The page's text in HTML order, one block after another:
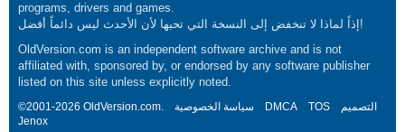
programs, drivers and games.
إذاً لماذا لا تنخفض إلى النسخة التي تحبها لأن الأحدث ليس دائماً أفضل!
OldVersion.com is an independent software archive and is not
affiliated with, sponsored by, or endorsed by any software publisher
listed on this site unless explicitly noted.
©2001-2026 OldVersion.com. سياسة الخصوصية DMCA TOS
التصميم
Jenox